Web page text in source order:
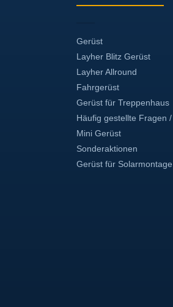
Gerüst
Layher Blitz Gerüst
Layher Allround
Fahrgerüst
Gerüst für Treppenhaus
Häufig gestellte Fragen
Mini Gerüst
Sonderaktionen
Gerüst für Solarmontage